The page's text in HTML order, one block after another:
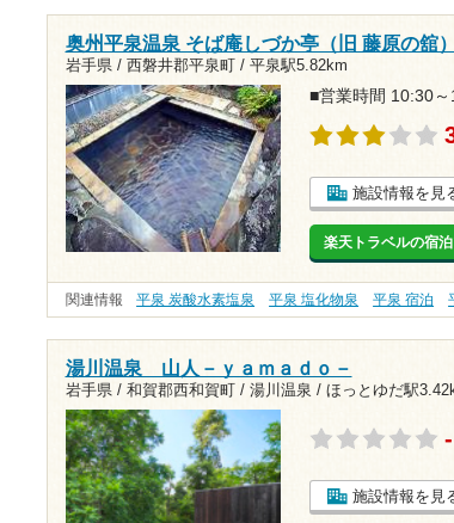
奥州平泉温泉 そば庵しづか亭（旧 藤原の舘）
岩手県 / 西磐井郡平泉町 / 平泉駅5.82km
■営業時間 10:30
施設情報を見
楽天トラベルの宿
関連情報 平泉 炭酸水素塩泉 平泉 塩化物泉 平泉 宿泊
湯川温泉 山人－ｙａｍａｄｏ－
岩手県 / 和賀郡西和賀町 / 湯川温泉 / ほっとゆだ駅
施設情報を見